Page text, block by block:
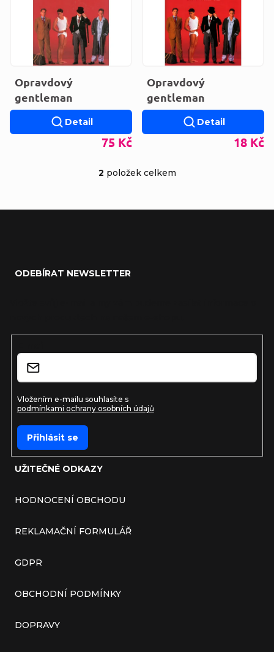
Opravdový
gentleman
75 Kč
Detail
Opravdový
gentleman
18 Kč
Detail
2 položek celkem
UŽITEČNÉ ODKAZY
HODNOCENÍ OBCHODU
REKLAMAČNÍ FORMULÁŘ
GDPR
OBCHODNÍ PODMÍNKY
DOPRAVY
ODEBÍRAT NEWSLETTER
Vložením e-mailu souhlasíte s
podmínkami ochrany osobních údajů
Přihlásit se